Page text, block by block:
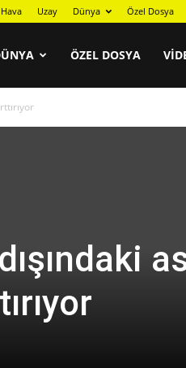
Hava Uzay Dünya Özel Dosya
ÖZEL DOSYA